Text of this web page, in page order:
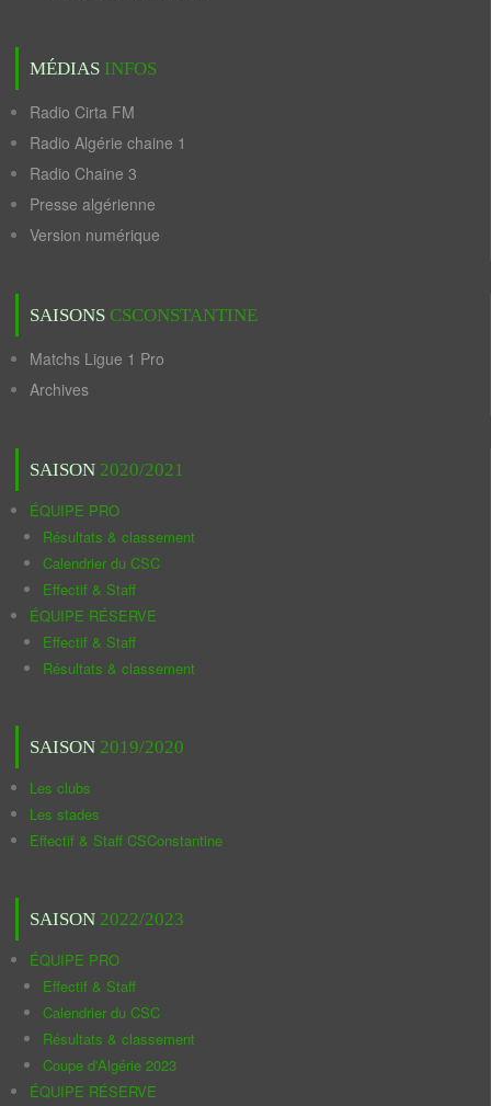
MÉDIAS INFOS
Radio Cirta FM
Radio Algérie chaine 1
Radio Chaine 3
Presse algérienne
Version numérique
SAISONS CSCONSTANTINE
Matchs Ligue 1 Pro
Archives
SAISON 2020/2021
ÉQUIPE PRO
Résultats & classement
Calendrier du CSC
Effectif & Staff
ÉQUIPE RÉSERVE
Effectif & Staff
Résultats & classement
SAISON 2019/2020
Les clubs
Les stades
Effectif & Staff CSConstantine
SAISON 2022/2023
ÉQUIPE PRO
Effectif & Staff
Calendrier du CSC
Résultats & classement
Coupe d'Algérie 2023
ÉQUIPE RÉSERVE